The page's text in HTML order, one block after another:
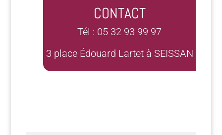
CONTACT
Tél : 05 32 93 99 97
3 place Édouard Lartet à SEISSAN